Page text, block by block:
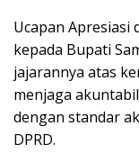
Ucapan Apresiasi
kepada Bupati
jajarannya atas
menjaga
dengan standar
DPRD.